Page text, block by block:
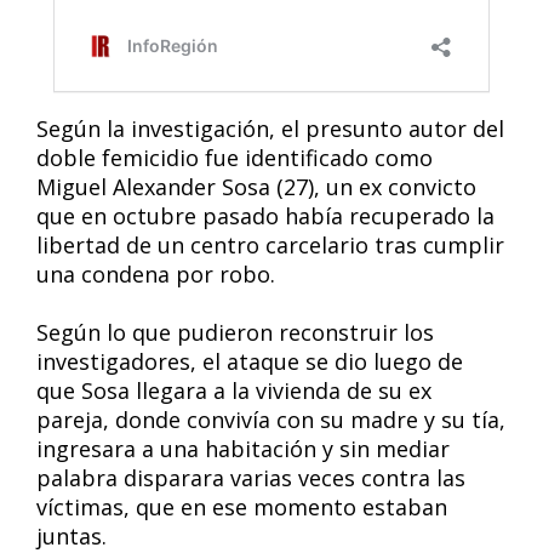
Según la investigación, el presunto autor del
doble femicidio fue identificado como
Miguel Alexander Sosa (27), un ex convicto
que en octubre pasado había recuperado la
libertad de un centro carcelario tras cumplir
una condena por robo.
Según lo que pudieron reconstruir los
investigadores, el ataque se dio luego de
que Sosa llegara a la vivienda de su ex
pareja, donde convivía con su madre y su tía,
ingresara a una habitación y sin mediar
palabra disparara varias veces contra las
víctimas, que en ese momento estaban
juntas.